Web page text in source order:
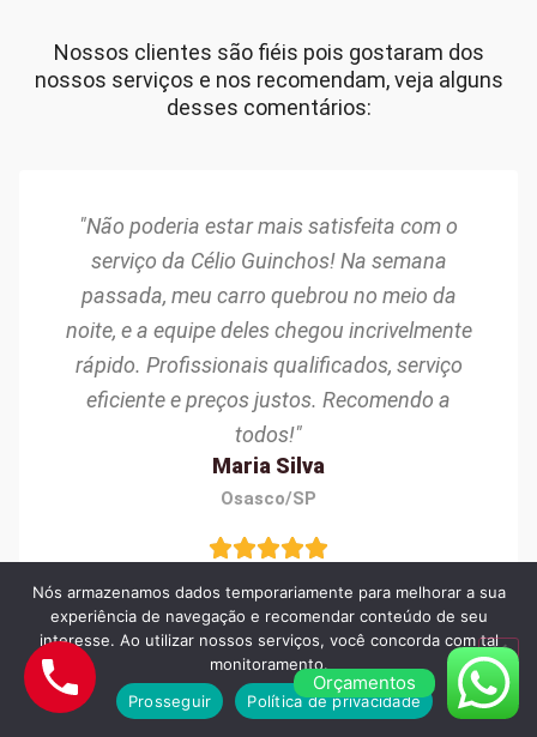
Nossos clientes são fiéis pois gostaram dos
nossos serviços e nos recomendam, veja alguns
desses comentários:
"Não poderia estar mais satisfeita com o
serviço da Célio Guinchos! Na semana
passada, meu carro quebrou no meio da
noite, e a equipe deles chegou incrivelmente
rápido. Profissionais qualificados, serviço
eficiente e preços justos. Recomendo a
todos!"
Maria Silva
Osasco/SP
"Excelente experiência com a Célio Guinchos!
Orçamentos
Nós armazenamos dados temporariamente para melhorar a sua
experiência de navegação e recomendar conteúdo de seu
interesse. Ao utilizar nossos serviços, você concorda com tal
monitoramento.
Prosseguir
Política de privacidade